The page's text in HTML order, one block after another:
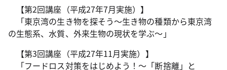
【第2回講座（平成27年7月実施）】
「東京湾の生き物を探そう～生き物の種類から東京湾
の生態系、水質、外来生物の現状を学ぶ～」
【第3回講座（平成27年11月実施）】
「フードロス対策をはじめよう！～「断捨離」と